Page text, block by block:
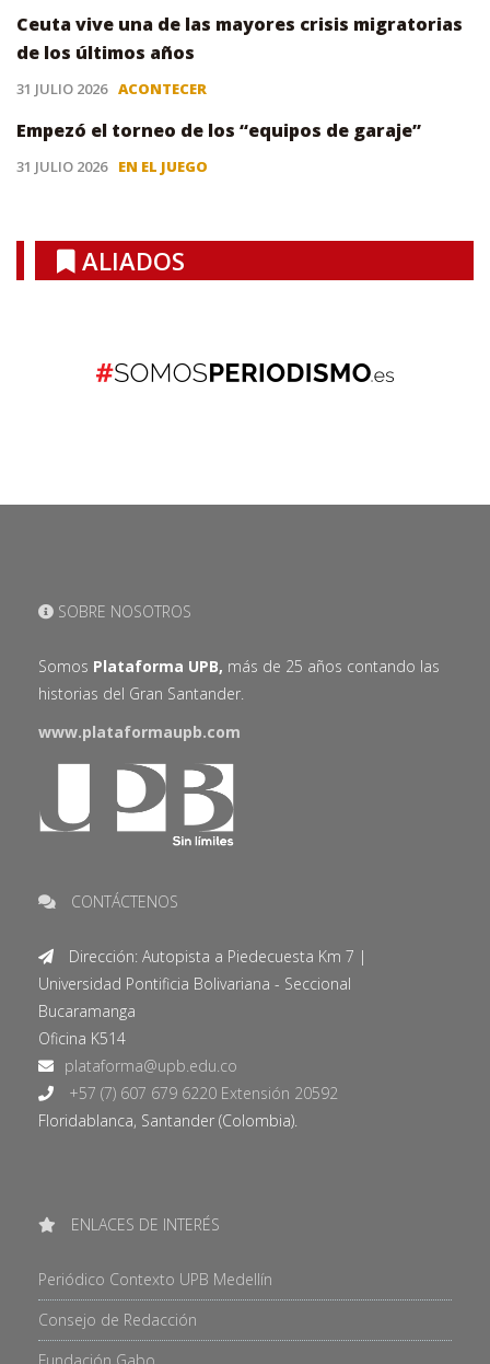
Ceuta vive una de las mayores crisis migratorias
de los últimos años
31 JULIO 2026 ACONTECER
Empezó el torneo de los “equipos de garaje”
31 JULIO 2026 EN EL JUEGO
ALIADOS
SOBRE NOSOTROS
Somos Plataforma UPB, más de 25 años contando las
historias del Gran Santander.
www.plataformaupb.com
CONTÁCTENOS
Dirección: Autopista a Piedecuesta Km 7 |
Universidad Pontificia Bolivariana - Seccional
Bucaramanga
Oficina K514
+57 (7) 607 679 6220 Extensión 20592
Floridablanca, Santander (Colombia).
ENLACES DE INTERÉS
Periódico Contexto UPB Medellín
Consejo de Redacción